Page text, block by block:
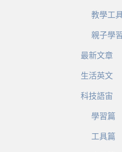
教學工
親子學
最新文章
生活英文
科技語宙
學習篇
工具篇